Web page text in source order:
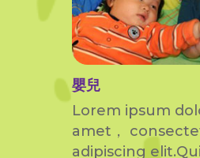
嬰兒
Lorem ipsum
amet，
adipiscing